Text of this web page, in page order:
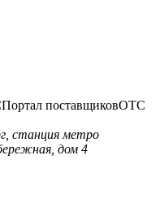
Портал поставщиковОТС
станция метро
дом 4